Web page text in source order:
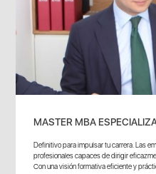
MASTER MBA
Definitivo para impulsar tu carrera. Las
profesionales capaces de dirigir
Con una visión formativa eficiente y